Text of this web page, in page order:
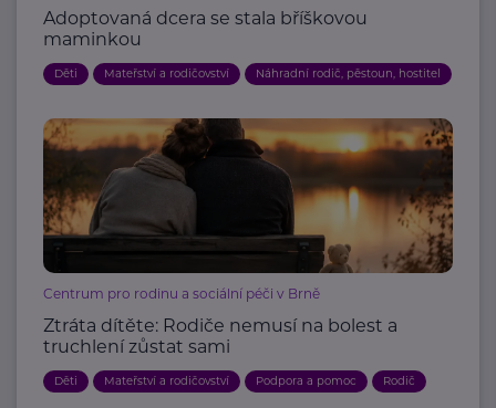
Adoptovaná dcera se stala bříškovou
maminkou
Děti Mateřství a rodičovství Náhradní rodič, pěstoun, hostitel
Centrum pro rodinu a sociální péči v Brně
Ztráta dítěte: Rodiče nemusí na bolest a
truchlení zůstat sami
Děti Mateřství a rodičovství Podpora a pomoc Rodič